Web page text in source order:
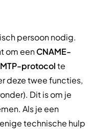
persoon nodig.
om eenCNAME-
protocolte
deze twee functies,
Dit is om je
Als je een
technische hulp